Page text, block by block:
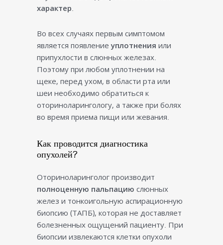
характер.
Во всех случаях первым симптомом
является появление уплотнения или
припухлости в слюнных железах.
Поэтому при любом уплотнении на
щеке, перед ухом, в области рта или
шеи необходимо обратиться к
оториноларингологу, а также при болях
во время приема пищи или жевания.
Как проводится диагностика
опухолей?
Оториноларинголог производит
полноценную пальпацию слюнных
желез и тонкоигольную аспирационную
биопсию (ТАПБ), которая не доставляет
болезненных ощущений пациенту. При
биопсии извлекаются клетки опухоли